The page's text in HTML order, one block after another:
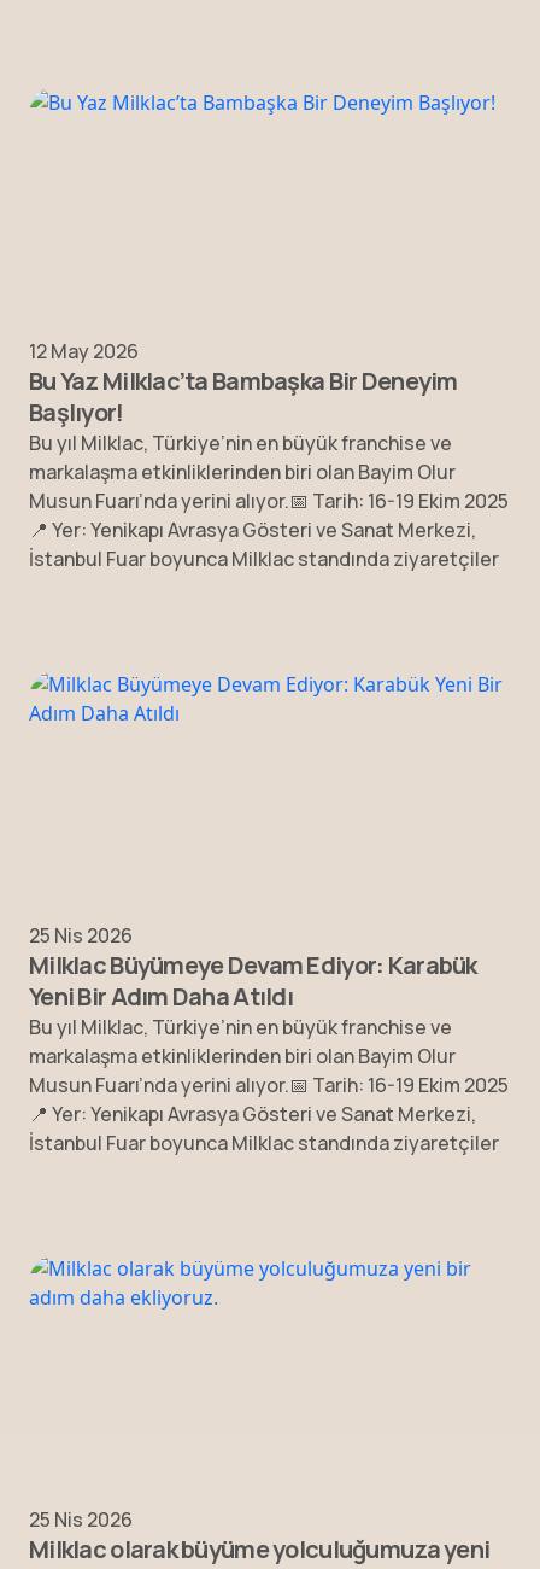
12 May 2026
Bu Yaz Milklac’ta Bambaşka Bir Deneyim
Başlıyor!
Bu yıl Milklac, Türkiye’nin en büyük franchise ve
markalaşma etkinliklerinden biri olan Bayim Olur
Musun Fuarı’nda yerini alıyor.📅 Tarih: 16-19 Ekim 2025
📍 Yer: Yenikapı Avrasya Gösteri ve Sanat Merkezi,
İstanbul Fuar boyunca Milklac standında ziyaretçiler
25 Nis 2026
Milklac Büyümeye Devam Ediyor: Karabük
Yeni Bir Adım Daha Atıldı
Bu yıl Milklac, Türkiye’nin en büyük franchise ve
markalaşma etkinliklerinden biri olan Bayim Olur
Musun Fuarı’nda yerini alıyor.📅 Tarih: 16-19 Ekim 2025
📍 Yer: Yenikapı Avrasya Gösteri ve Sanat Merkezi,
İstanbul Fuar boyunca Milklac standında ziyaretçiler
25 Nis 2026
Milklac olarak büyüme yolculuğumuza yeni